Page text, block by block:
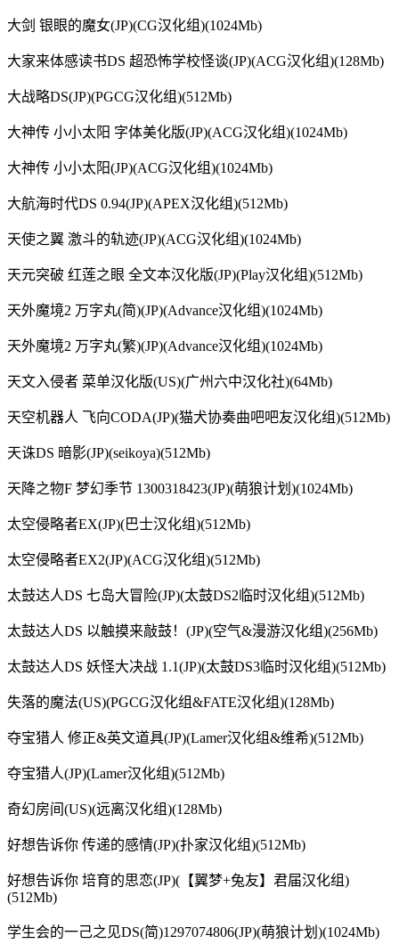
大剑 银眼的魔女(JP)(CG汉化组)(1024Mb)
大家来体感读书DS 超恐怖学校怪谈(JP)(ACG汉化组)(128Mb)
大战略DS(JP)(PGCG汉化组)(512Mb)
大神传 小小太阳 字体美化版(JP)(ACG汉化组)(1024Mb)
大神传 小小太阳(JP)(ACG汉化组)(1024Mb)
大航海时代DS 0.94(JP)(APEX汉化组)(512Mb)
天使之翼 激斗的轨迹(JP)(ACG汉化组)(1024Mb)
天元突破 红莲之眼 全文本汉化版(JP)(Play汉化组)(512Mb)
天外魔境2 万字丸(简)(JP)(Advance汉化组)(1024Mb)
天外魔境2 万字丸(繁)(JP)(Advance汉化组)(1024Mb)
天文入侵者 菜单汉化版(US)(广州六中汉化社)(64Mb)
天空机器人 飞向CODA(JP)(猫犬协奏曲吧吧友汉化组)(512Mb)
天诛DS 暗影(JP)(seikoya)(512Mb)
天降之物F 梦幻季节 1300318423(JP)(萌狼计划)(1024Mb)
太空侵略者EX(JP)(巴士汉化组)(512Mb)
太空侵略者EX2(JP)(ACG汉化组)(512Mb)
太鼓达人DS 七岛大冒险(JP)(太鼓DS2临时汉化组)(512Mb)
太鼓达人DS 以触摸来敲鼓！(JP)(空气&漫游汉化组)(256Mb)
太鼓达人DS 妖怪大决战 1.1(JP)(太鼓DS3临时汉化组)(512Mb)
失落的魔法(US)(PGCG汉化组&FATE汉化组)(128Mb)
夺宝猎人 修正&英文道具(JP)(Lamer汉化组&维希)(512Mb)
夺宝猎人(JP)(Lamer汉化组)(512Mb)
奇幻房间(US)(远离汉化组)(128Mb)
好想告诉你 传递的感情(JP)(扑家汉化组)(512Mb)
好想告诉你 培育的思恋(JP)(【翼梦+兔友】君届汉化组)
(512Mb)
学生会的一己之见DS(简)1297074806(JP)(萌狼计划)(1024Mb)